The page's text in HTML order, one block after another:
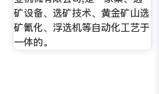
矿设备、选矿技术、黄金矿山选
矿氰化、浮选机等自动化工艺于
一体的。